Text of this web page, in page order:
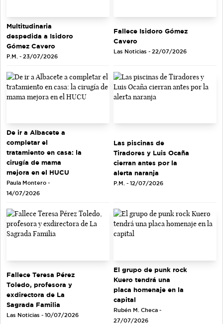
Multitudinaria
despedida a Isidoro
Gómez Cavero
P.M. - 23/07/2026
Fallece Isidoro Gómez
Cavero
Las Noticias - 22/07/2026
De ir a Albacete a
completar el
tratamiento en casa: la
cirugía de mama
mejora en el HUCU
Paula Montero -
14/07/2026
Las piscinas de
Tiradores y Luis Ocaña
cierran antes por la
alerta naranja
P.M. - 12/07/2026
Fallece Teresa Pérez
Toledo, profesora y
exdirectora de La
Sagrada Familia
Las Noticias - 10/07/2026
El grupo de punk rock
Kuero tendrá una
placa homenaje en la
capital
Rubén M. Checa -
27/07/2026